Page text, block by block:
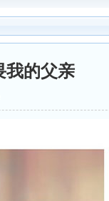
我的父亲